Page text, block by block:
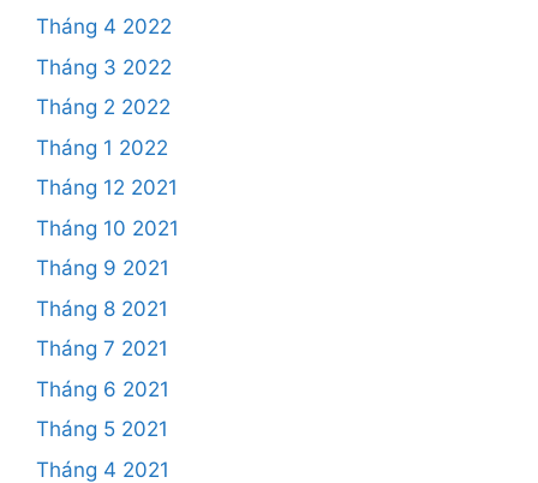
Tháng 4 2022
Tháng 3 2022
Tháng 2 2022
Tháng 1 2022
Tháng 12 2021
Tháng 10 2021
Tháng 9 2021
Tháng 8 2021
Tháng 7 2021
Tháng 6 2021
Tháng 5 2021
Tháng 4 2021